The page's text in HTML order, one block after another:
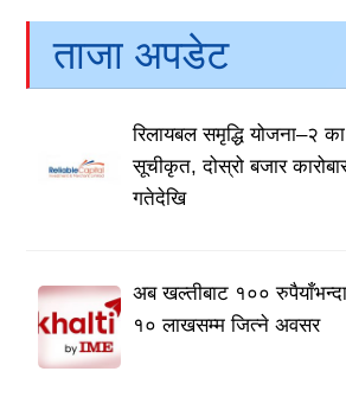
ताजा अपडेट
रिलायबल समृद्धि योजना–२
सूचीकृत, दोस्रो बजार
गतेदेखि
अब खल्तीबाट १००
१० लाखसम्म जित्ने अवसर